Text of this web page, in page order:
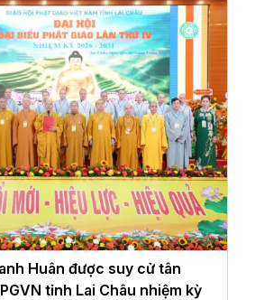
Huân được suy cử tân
tỉnh Lai Châu nhiệm kỳ